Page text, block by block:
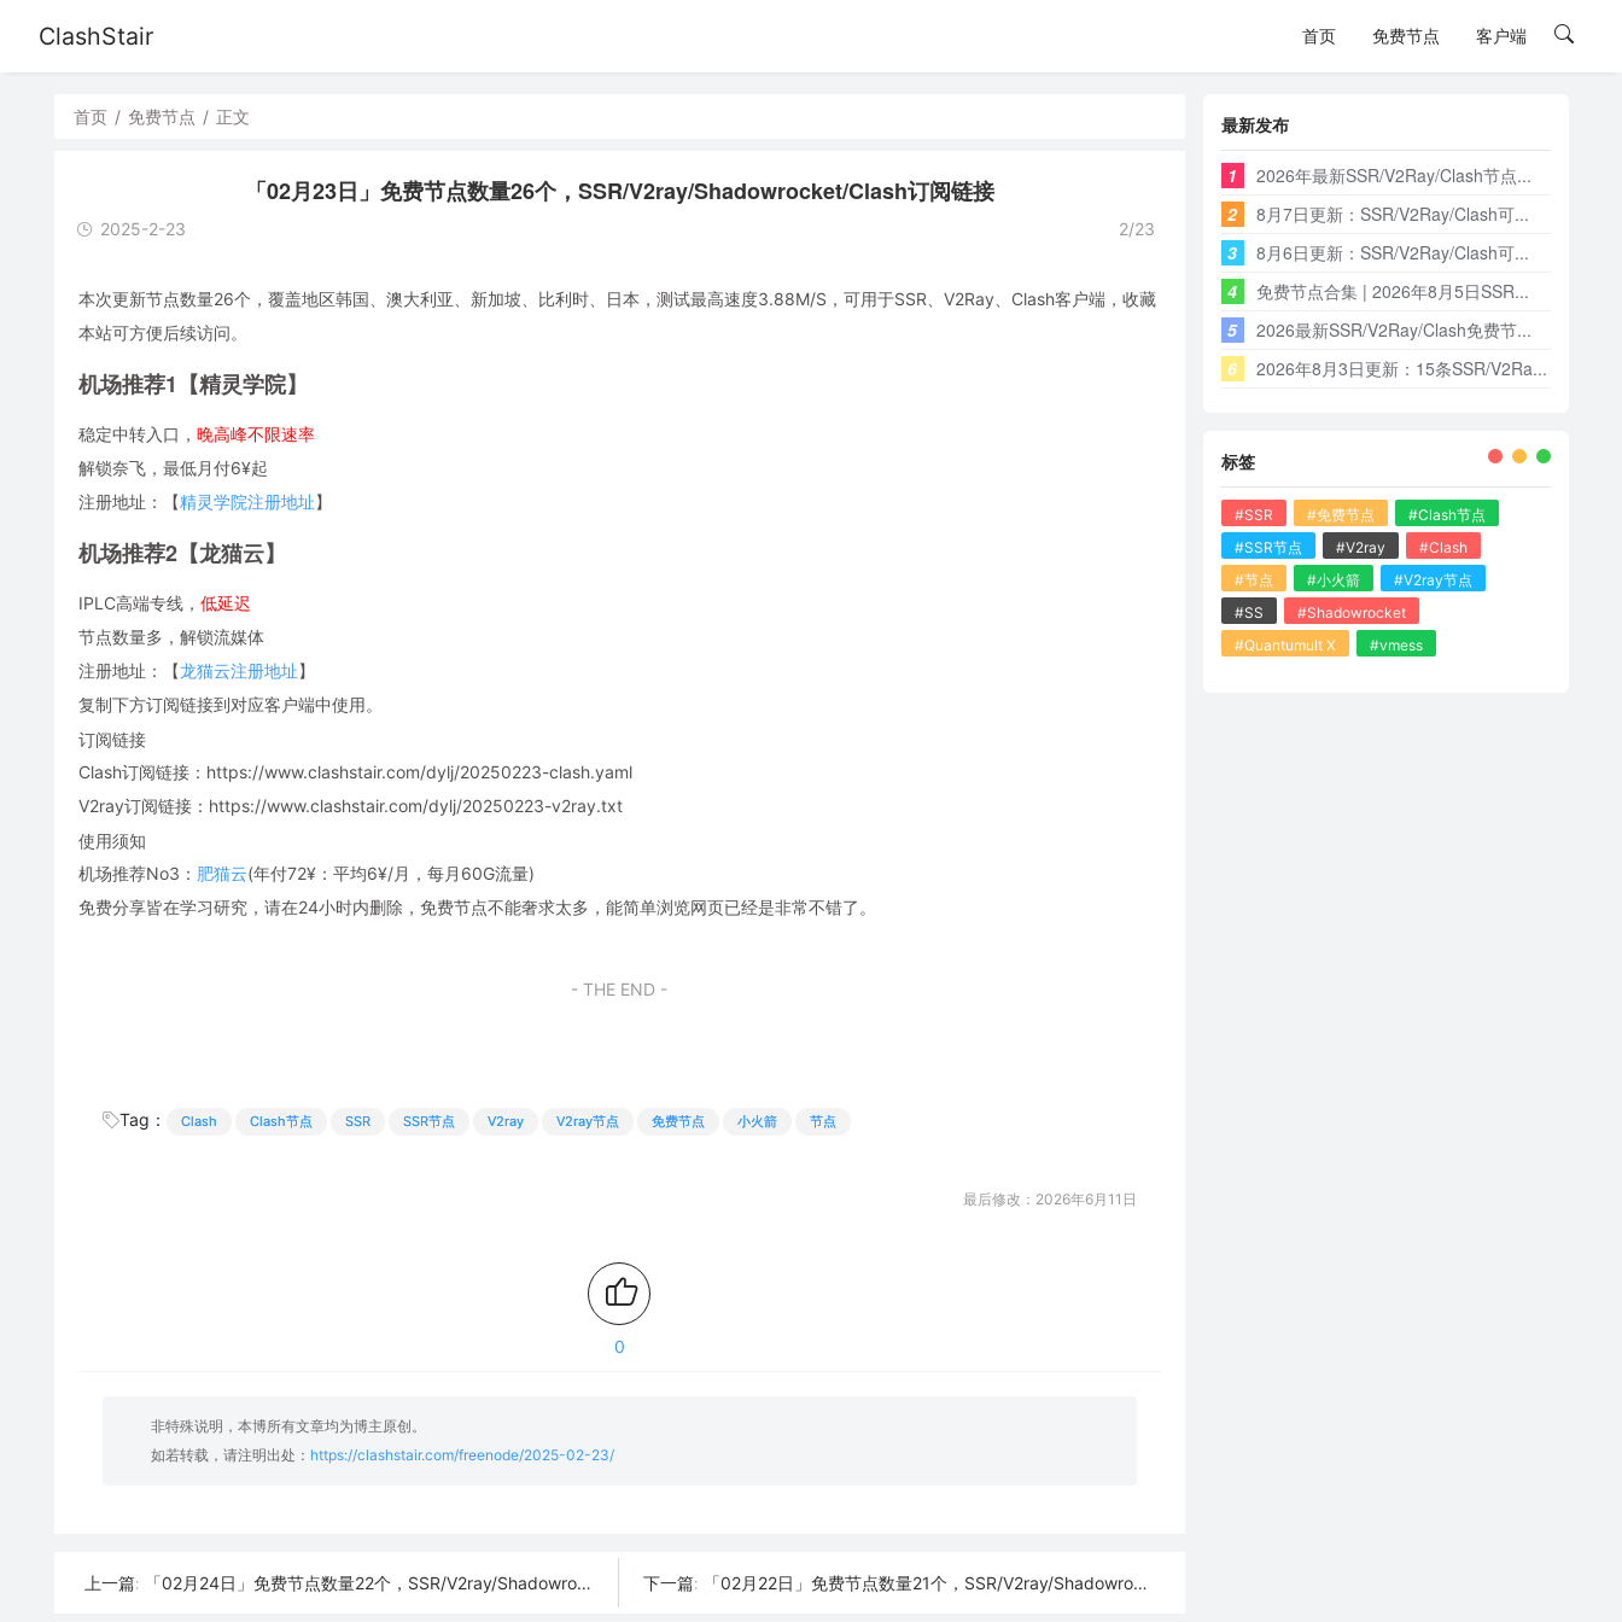
ClashStair 首页 免费节点 客户端
首页 / 免费节点 / 正文
「02月23日」免费节点数量26个，SSR/V2ray/Shadowrocket/Clash订阅链接
2025-2-23 2/23
本次更新节点数量26个，覆盖地区韩国、澳大利亚、新加坡、比利时、日本，测试最高速度3.88M/S，可用于SSR、V2Ray、Clash客户端，收藏
本站可方便后续访问。
机场推荐1【精灵学院】
稳定中转入口， 晚高峰不限速率
解锁奈飞，最低月付6¥起
注册地址：【精灵学院注册地址】
机场推荐2【龙猫云】
IPLC高端专线， 低延迟
节点数量多，解锁流媒体
注册地址：【龙猫云注册地址】
复制下方订阅链接到对应客户端中使用。
订阅链接
Clash订阅链接：https://www.clashstair.com/dylj/20250223-clash.yaml
V2ray订阅链接：https://www.clashstair.com/dylj/20250223-v2ray.txt
使用须知
机场推荐No3： 肥猫云(年付72¥：平均6¥/月，每月60G流量)
免费分享皆在学习研究，请在24小时内删除，免费节点不能奢求太多，能简单浏览网页已经是非常不错了。
- THE END -
Tag： Clash Clash节点 SSR SSR节点 V2ray V2ray节点 免费节点 小火箭 节点
最后修改：2026年6月11日
0
非特殊说明，本博所有文章均为博主原创。
如若转载，请注明出处： https://clashstair.com/freenode/2025-02-23/
上一篇: 「02月24日」免费节点数量22个，SSR/V2ray/Shadowrocket/Clash订阅链接 下一篇: 「02月22日」免费节点数量21个，SSR/V2ray/Shadowrocket/Clash订阅链接
最新发布
1
2026年最新SSR/V2Ray/Clash节点...
2
8月7日更新：SSR/V2Ray/Clash可...
3
8月6日更新：SSR/V2Ray/Clash可...
4
免费节点合集 | 2026年8月5日SSR...
5
2026最新SSR/V2Ray/Clash免费节...
6
2026年8月3日更新：15条SSR/V2Ra...
标签
#SSR #免费节点
#Clash节点
#SSR节点
#V2ray
#Clash
#节点
#小火箭
#V2ray节点
#SS
#Shadowrocket
#Quantumult X
#vmess